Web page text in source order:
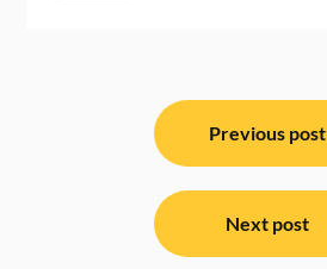
Previous post
Next post